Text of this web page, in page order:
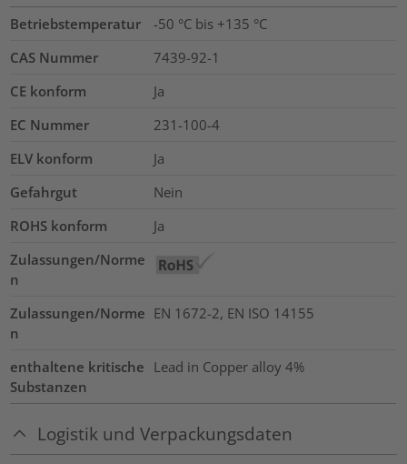
Betriebstemperatur
-50 °C bis +135 °C
CAS Nummer
7439-92-1
CE konform
Ja
EC Nummer
231-100-4
ELV konform
Ja
Gefahrgut
Nein
ROHS konform
Ja
Zulassungen/Norme
n
Zulassungen/Norme
n
EN 1672-2, EN ISO 14155
enthaltene kritische
Substanzen
Lead in Copper alloy 4%
Logistik und Verpackungsdaten